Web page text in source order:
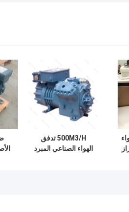
500M3/H تدفق
الهواء الصناعي المبرد